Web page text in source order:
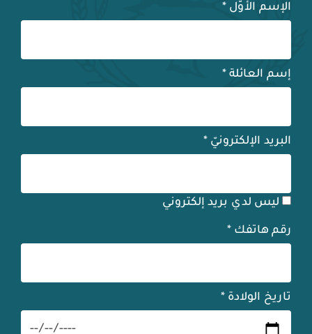
الإسم الأوّل *
إسم العائلة *
البريد الإلكترونيّ *
ليس لدي بريد إلكتروني
رقم هاتفك *
تاريخ الولادة *